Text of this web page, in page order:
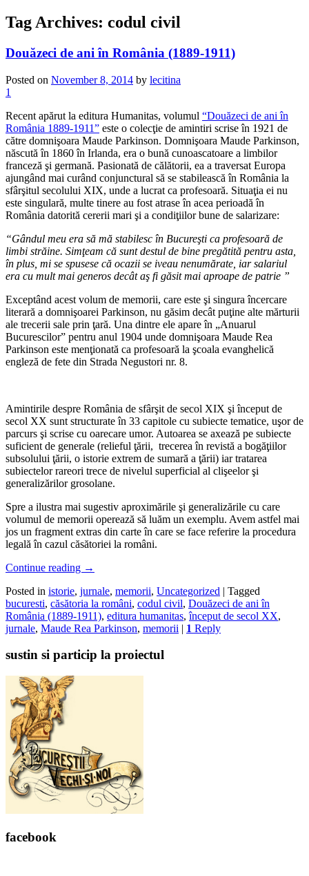
Tag Archives: codul civil
Douăzeci de ani în România (1889-1911)
Posted on November 8, 2014 by lecitina
1
Recent apărut la editura Humanitas, volumul “Douăzeci de ani în
România 1889-1911” este o colecţie de amintiri scrise în 1921 de
către domnişoara Maude Parkinson. Domnişoara Maude Parkinson,
născută în 1860 în Irlanda, era o bună cunoascatoare a limbilor
franceză şi germană. Pasionată de călătorii, ea a traversat Europa
ajungând mai curând conjunctural să se stabilească în România la
sfârşitul secolului XIX, unde a lucrat ca profesoară. Situaţia ei nu
este singulară, multe tinere au fost atrase în acea perioadă în
România datorită cererii mari şi a condiţiilor bune de salarizare:
“Gândul meu era să mă stabilesc în Bucureşti ca profesoară de
limbi străine. Simţeam că sunt destul de bine pregătită pentru asta,
în plus, mi se spusese că ocazii se iveau nenumărate, iar salariul
era cu mult mai generos decât aş fi găsit mai aproape de patrie ”
Exceptând acest volum de memorii, care este şi singura încercare
literară a domnişoarei Parkinson, nu găsim decât puţine alte mărturii
ale trecerii sale prin ţară. Una dintre ele apare în „Anuarul
Bucurescilor” pentru anul 1904 unde domnişoara Maude Rea
Parkinson este menţionată ca profesoară la şcoala evanghelică
engleză de fete din Strada Negustori nr. 8.
Amintirile despre România de sfârşit de secol XIX şi început de
secol XX sunt structurate în 33 capitole cu subiecte tematice, uşor de
parcurs şi scrise cu oarecare umor. Autoarea se axează pe subiecte
suficient de generale (relieful ţării, trecerea în revistă a bogăţiilor
subsolului ţării, o istorie extrem de sumară a ţării) iar tratarea
subiectelor rareori trece de nivelul superficial al clişeelor şi
generalizărilor grosolane.
Spre a ilustra mai sugestiv aproximările şi generalizările cu care
volumul de memorii operează să luăm un exemplu. Avem astfel mai
jos un fragment extras din carte în care se face referire la procedura
legală în cazul căsătoriei la români.
Continue reading →
Posted in istorie, jurnale, memorii, Uncategorized | Tagged
bucuresti, căsătoria la români, codul civil, Douăzeci de ani în
România (1889-1911), editura humanitas,început de secol XX,
jurnale, Maude Rea Parkinson, memorii | 1 Reply
sustin si particip la proiectul
facebook